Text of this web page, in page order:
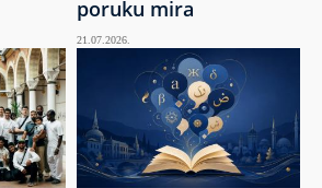
poruku mira
21.07.2026.